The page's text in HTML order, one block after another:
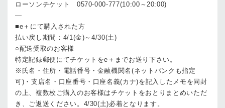
ローソンチケット 0570-000-777(10:00～20:00)
—
■e＋にて購入された方
払い戻し期間：4/1(金)～4/30(土)
○配送受取のお客様
特定記録郵便にてチケットをe＋までお送り下さい。
※氏名・住所・電話番号・金融機関名(ネットバンクも指定
可)・支店名・口座番号・口座名義(カナ)を記入したメモを同封
の上、複数枚ご購入のお客様はチケットをおとりまとめいただ
き、ご返送ください。4/30(土)必着となります。